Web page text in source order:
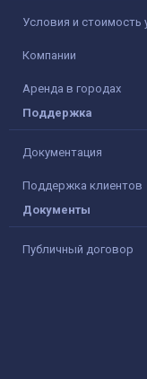
Условия и стоимость
Компании
Аренда в городах
Поддержка
Документация
Поддержка клиентов
Документы
Публичный договор